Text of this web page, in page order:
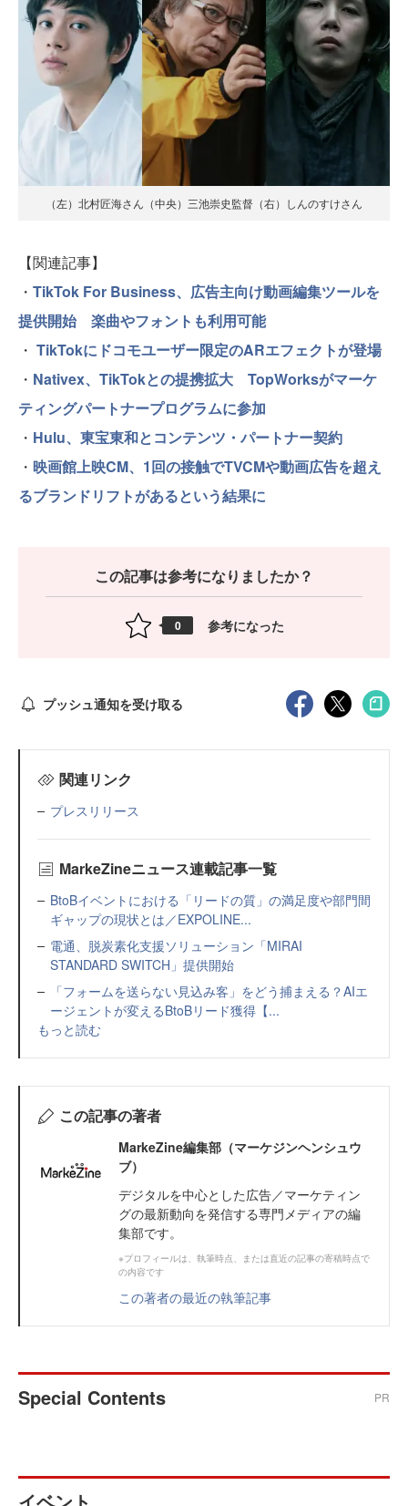
（左）北村匠海さん（中央）三池崇史監督（右）しんのすけさん
【関連記事】
・ TikTok For Business、広告主向け動画編集ツールを
提供開始 楽曲やフォントも利用可能
・ TikTokにドコモユーザー限定のARエフェクトが登場
・ Nativex、TikTokとの提携拡大 TopWorksがマーケ
ティングパートナープログラムに参加
・ Hulu、東宝東和とコンテンツ・パートナー契約
・ 映画館上映CM、1回の接触でTVCMや動画広告を超え
るブランドリフトがあるという結果に
この記事は参考になりましたか？
0 参考になった
プッシュ通知を受け取る
関連リンク
プレスリリース
MarkeZineニュース連載記事一覧
BtoBイベントにおける「リードの質」の満足度や部門間
ギャップの現状とは／EXPOLINE...
電通、脱炭素化支援ソリューション「MIRAI
STANDARD SWITCH」提供開始
「フォームを送らない見込み客」をどう捕まえる？AIエ
ージェントが変えるBtoBリード獲得【...
もっと読む
この記事の著者
MarkeZine編集部（マーケジンヘンシュウ
ブ）
デジタルを中心とした広告／マーケティン
グの最新動向を発信する専門メディアの編
集部です。
※プロフィールは、執筆時点、または直近の記事の寄稿時点で
の内容です
この著者の最近の執筆記事
Special Contents PR